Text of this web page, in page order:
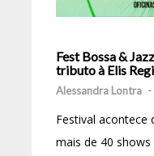
Fest Bossa &
tributo à Elis
Alessandra Lontra -
Festival acontece
mais de 40